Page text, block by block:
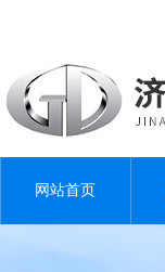
网站首页